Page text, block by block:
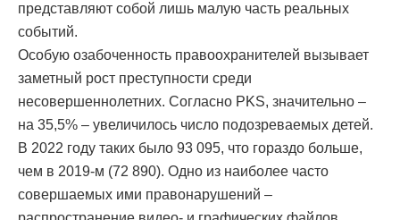
представляют собой лишь малую часть реальных
событий.
Особую озабоченность правоохранителей вызывает
заметный рост преступности среди
несовершеннолетних. Согласно PKS, значительно –
на 35,5% – увеличилось число подозреваемых детей.
В 2022 году таких было 93 095, что гораздо больше,
чем в 2019-м (72 890). Одно из наиболее часто
совершаемых ими правонарушений –